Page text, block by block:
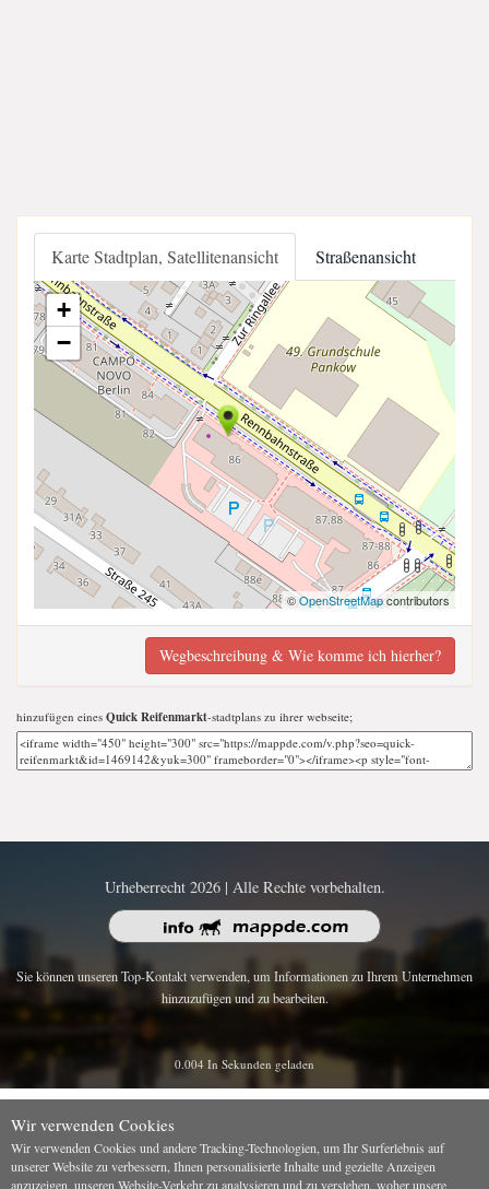
Karte Stadtplan, Satellitenansicht Straßenansicht
+
−
©OpenStreetMapcontributors
Wegbeschreibung & Wie komme ich hierher?
hinzufügen eines Quick Reifenmarkt-stadtplans zu ihrer webseite;
Urheberrecht 2026 | Alle Rechte vorbehalten.
Sie können unseren Top-Kontakt verwenden, um Informationen zu Ihrem Unternehmen
hinzuzufügen und zu bearbeiten.
0.004 In Sekunden geladen
Wir verwenden Cookies
Wir verwenden Cookies und andere Tracking-Technologien, um Ihr Surferlebnis auf
unserer Website zu verbessern, Ihnen personalisierte Inhalte und gezielte Anzeigen
anzuzeigen, unseren Website-Verkehr zu analysieren und zu verstehen, woher unsere